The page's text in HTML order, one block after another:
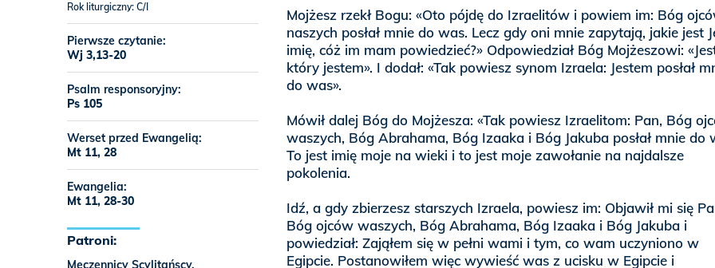
Rok liturgiczny: C/I
Pierwsze czytanie:
Wj 3,13-20
Psalm responsoryjny:
Ps 105
Werset przed Ewangelią:
Mt 11, 28
Ewangelia:
Mt 11, 28-30
Patroni:
Męczennicy Scylitańscy,
Mojżesz rzekł Bogu: «Oto pójdę do Izraelitów i powiem im: Bóg
naszych posłał mnie do was. Lecz gdy oni mnie zapytają, jakie jest
imię, cóż im mam powiedzieć?» Odpowiedział Bóg Mojżeszowi:
który jestem». I dodał: «Tak powiesz synom Izraela: Jestem posłał
do was».
Mówił dalej Bóg do Mojżesza: «Tak powiesz Izraelitom: Pan, Bóg
waszych, Bóg Abrahama, Bóg Izaaka i Bóg Jakuba posłał mnie do
To jest imię moje na wieki i to jest moje zawołanie na najdalsze
pokolenia.
Idź, a gdy zbierzesz starszych Izraela, powiesz im: Objawił mi się
Bóg ojców waszych, Bóg Abrahama, Bóg Izaaka i Bóg Jakuba i
powiedział: Zająłem się w pełni wami i tym, co wam uczyniono w
Egipcie. Postanowiłem więc wywieść was z ucisku w Egipcie i